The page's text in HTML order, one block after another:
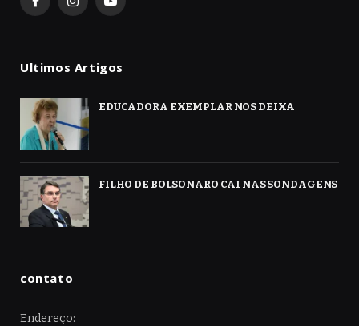
FacebookInstagramYouTube
Ultimos Artigos
EDUCADORA EXEMPLAR NOS DEIXA
FILHO DE BOLSONARO CAI NAS SONDAGENS
contato
Endereço: